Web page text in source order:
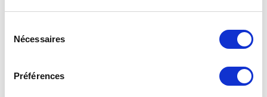
Nécessaires
Préférences